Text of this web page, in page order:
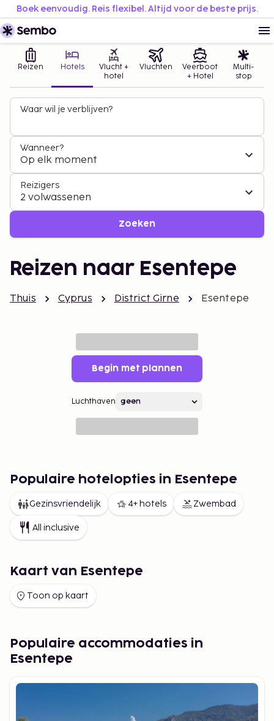
Boek eenvoudig. Reis flexibel. Altijd voor de beste prijs.
Reizen Hotels
Vlucht +
hotel
Vluchten
Veerboot
+ Hotel
Multi-
stop
Waar wil je verblijven?
Wanneer?
Op elk moment
Reizigers
2 volwassenen
Zoeken
Reizen naar Esentepe
Thuis Cyprus District Girne Esentepe
Begin met plannen
Luchthaven
Populaire hotelopties in Esentepe
Gezinsvriendelijk 4+ hotels Zwembad
All inclusive
Kaart van Esentepe
Toon op kaart
Populaire accommodaties in
Esentepe